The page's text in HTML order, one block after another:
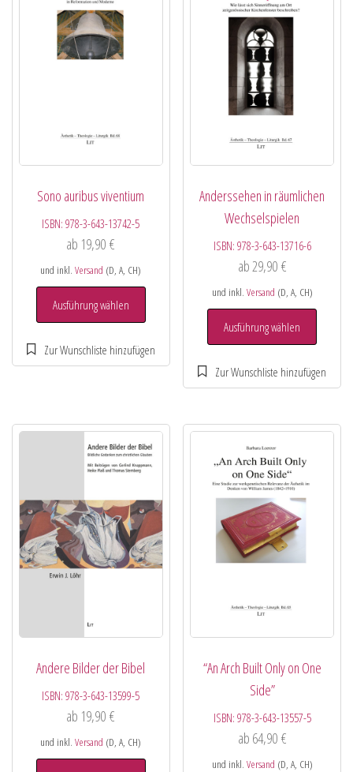
Sono auribus viventium
ISBN:978-3-643-13742-5
ab 19,90€
und inkl.Versand (D, A, CH)
Ausführung wählen
Anderssehen in räumlichen
Wechselspielen
ISBN: 978-3-643-13716-6
ab 29,90 €
und inkl. Versand (D, A, CH)
Ausführung wählen
Andere Bilder der Bibel
ISBN:978-3-643-13599-5
ab 19,90€
und inkl.Versand (D, A, CH)
“An Arch Built Only on One
Side”
ISBN: 978-3-643-13557-5
ab 64,90 €
und inkl. Versand (D, A, CH)